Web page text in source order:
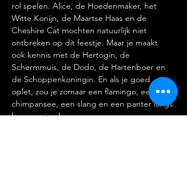
rol spelen. Alice, de Hoedenmaker, het
Witte Konijn, de Maartse Haas en de
Cheshire Cat mochten natuurlijk niet
ontbreken op dit feestje. Maar je maakt
ook kennis met de Hertogin, de
Schermmuis, de Dodo, de Hartenboer en
de Schoppenkoningin. En als je goed
oplet, zou je zomaar een flamingo, een
chimpansee, een slang en een panter langs
kunnen zien komen.